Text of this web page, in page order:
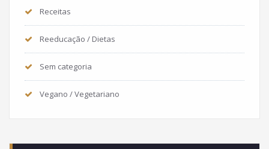
Receitas
Reeducação / Dietas
Sem categoria
Vegano / Vegetariano